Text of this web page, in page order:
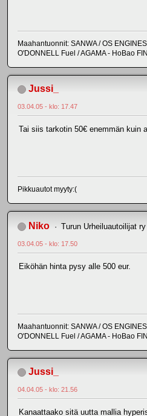
Maahantuonnit: SANWA / OS
O'DONNELL Fuel / AGAMA - HoBao
Jussi_
03.04.05 - klo: 17.47
Tai siis tarkotin 50€ enemmän kuin
Pikkuautot myyty:(
Niko Turun Urheiluautoilijat ry
03.04.05 - klo: 17.50
Eiköhän hinta pysy alle 500 eur.
Maahantuonnit: SANWA / OS
O'DONNELL Fuel / AGAMA - HoBao
Jussi_
04.04.05 - klo: 21.56
Kanaattaako sitä uutta mallia